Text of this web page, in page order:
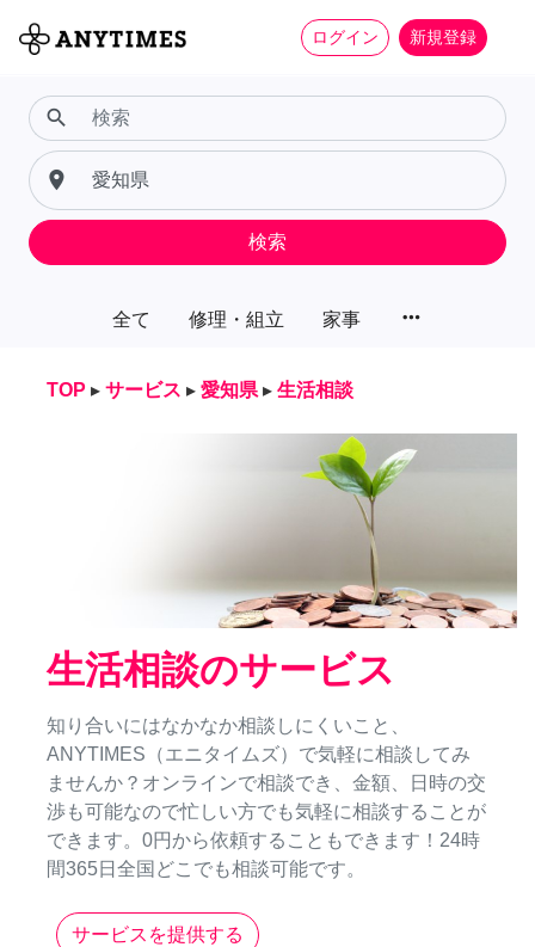
ログイン 新規登録
全て 修理・組立 家事 more_horiz
search
place
検索
TOP ▸ サービス ▸ 愛知県 ▸ 生活相談
生活相談のサービス
知り合いにはなかなか相談しにくいこと、
ANYTIMES（エニタイムズ）で気軽に相談してみ
ませんか？オンラインで相談でき、金額、日時の交
渉も可能なので忙しい方でも気軽に相談することが
できます。0円から依頼することもできます！24時
間365日全国どこでも相談可能です。
サービスを提供する